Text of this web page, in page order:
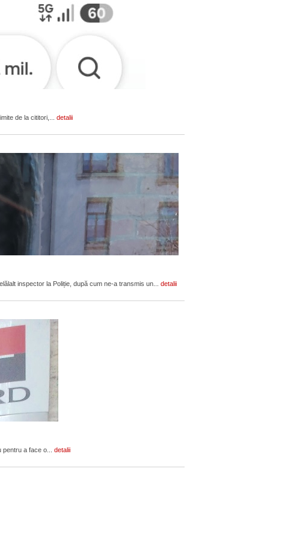
de la cititori,... detalii
inspector la Poliție, după cum ne-a transmis un... detalii
pentru a face o... detalii